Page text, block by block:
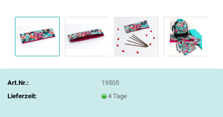
Art.Nr.:
19505
Lieferzeit:
4 Tage